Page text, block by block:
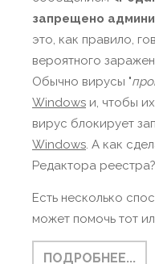
запрещено
это, как правило,
вероятного
Обычно вирусы "
Windows и, чтобы
вирус блокирует
Windows. А как
Редактора реестра?
Есть несколько
может помочь тот
ПОДРОБНЕЕ...